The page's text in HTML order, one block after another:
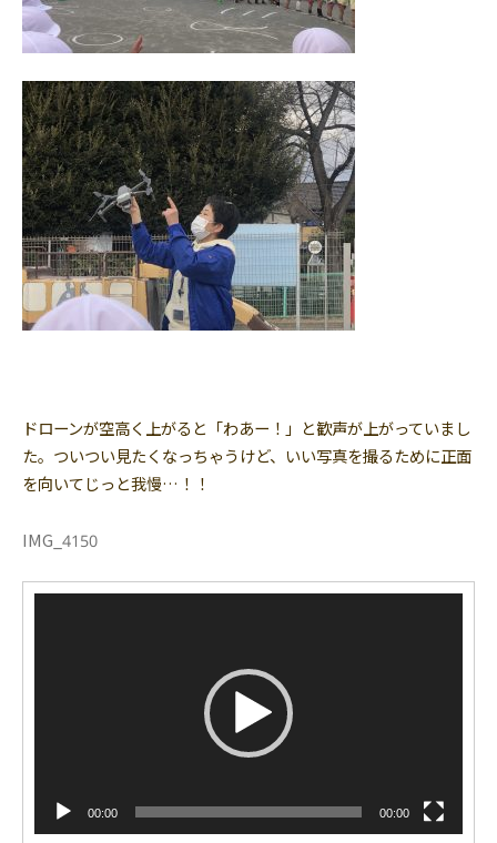
ドローンが空高く上がると「わあー！」と歓声が上がっていまし
た。ついつい見たくなっちゃうけど、いい写真を撮るために正面
を向いてじっと我慢…！！
IMG_4150
00:00 00:00